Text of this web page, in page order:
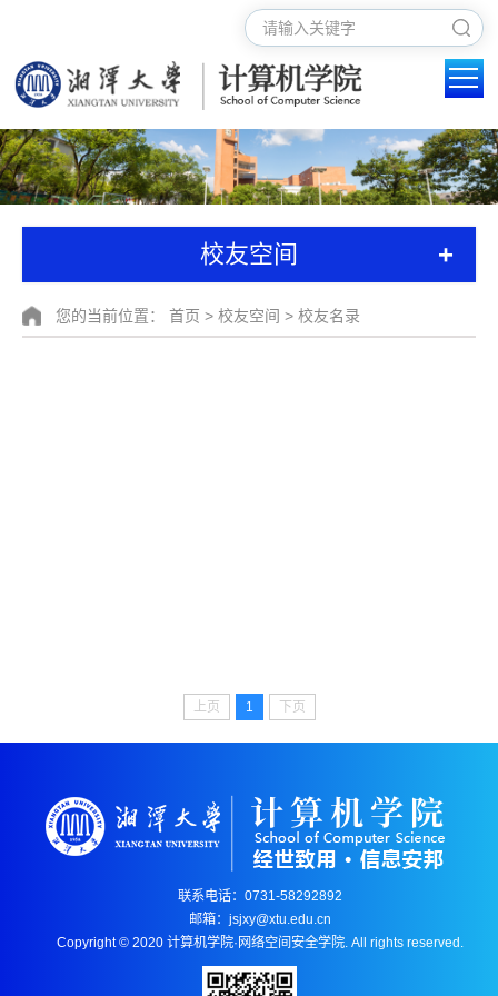
校友空间 +
您的当前位置： 首页 > 校友空间 > 校友名录
上页 1 下页
联系电话：0731-58292892
邮箱：jsjxy@xtu.edu.cn
Copyright © 2020 计算机学院·网络空间安全学院. All rights reserved.